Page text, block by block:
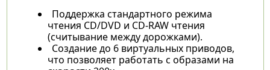
Поддержка стандартного режима
чтения CD/DVD и CD-RAW чтения
(считывание между дорожками).
Создание до 6 виртуальных приводов,
что позволяет работать с образами на